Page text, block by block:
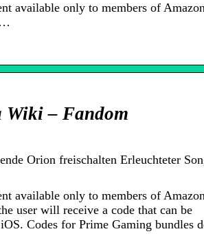
available only to members of
…
Wiki – Fandom
Orion freischalten Erleuchteter
available only to members of
user will receive a code that can be
Codes for Prime Gaming bundles